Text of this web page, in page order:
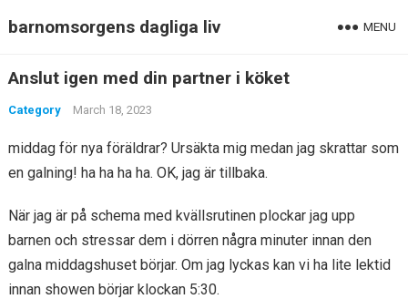
barnomsorgens dagliga liv MENU
Anslut igen med din partner i köket
Category March 18, 2023
middag för nya föräldrar? Ursäkta mig medan jag skrattar som
en galning! ha ha ha ha. OK, jag är tillbaka.
När jag är på schema med kvällsrutinen plockar jag upp
barnen och stressar dem i dörren några minuter innan den
galna middagshuset börjar. Om jag lyckas kan vi ha lite lektid
innan showen börjar klockan 5:30.